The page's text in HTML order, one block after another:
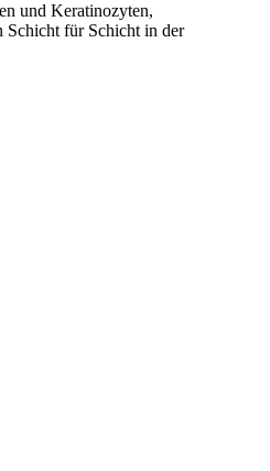
und Keratinozyten,
Schicht für Schicht in der